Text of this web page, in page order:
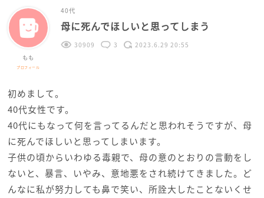
もも
プロフィール
40代
母に死んでほしいと思ってしまう
30909 3 2023.6.29 20:55
初めまして。
40代女性です。
40代にもなって何を言ってるんだと思われそうですが、母
に死んでほしいと思ってしまいます。
子供の頃からいわゆる毒親で、母の意のとおりの言動をし
ないと、暴言、いやみ、意地悪をされ続けてきました。ど
んなに私が努力しても鼻で笑い、所詮大したことないくせ